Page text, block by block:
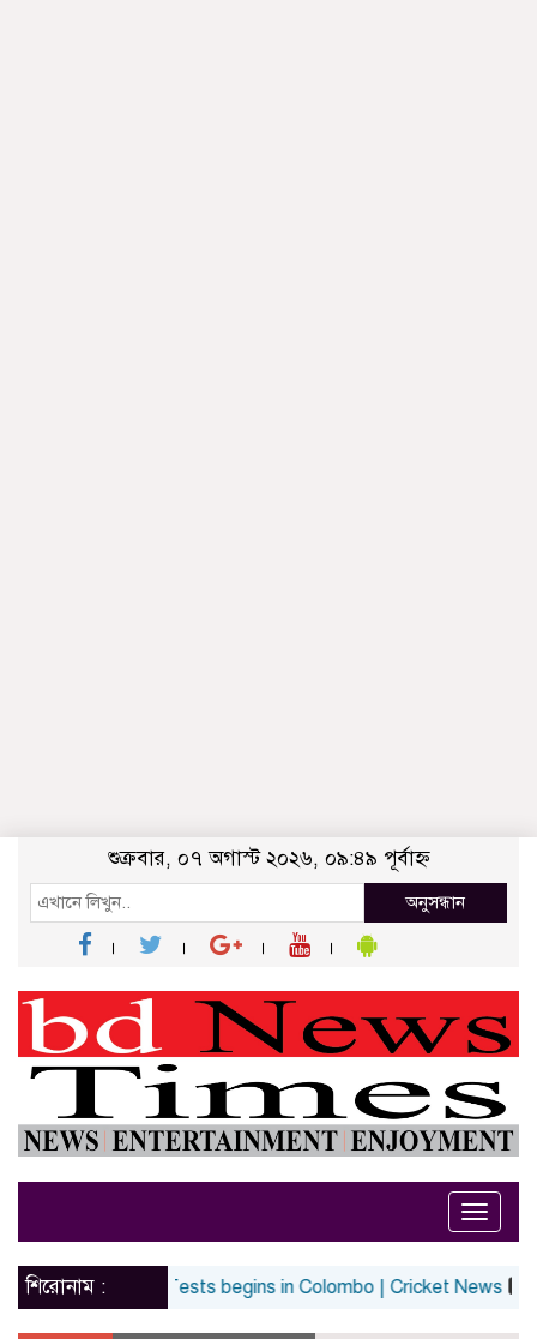
শুক্রবার, ০৭ অগাস্ট ২০২৬, ০৯:৪৯ পূর্বাহ্ন
অনুসন্ধান
Toggle
শিরোনাম :
lost glory in Tests begins in Colombo | Cricket News Top